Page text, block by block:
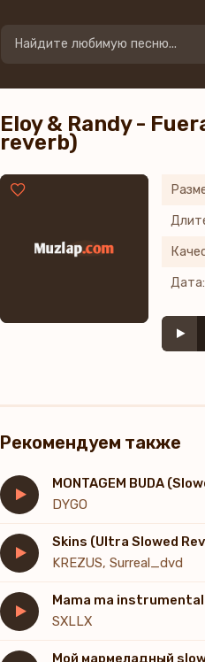
Eloy & Randy -
reverb)
Дата:
Рекомендуем также
MONTAGEM BUDA
DYGO
Skins (Ultra Slowed
KREZUS, Surreal_dvd
Mama ma
SXLLX
Мой мармеладный